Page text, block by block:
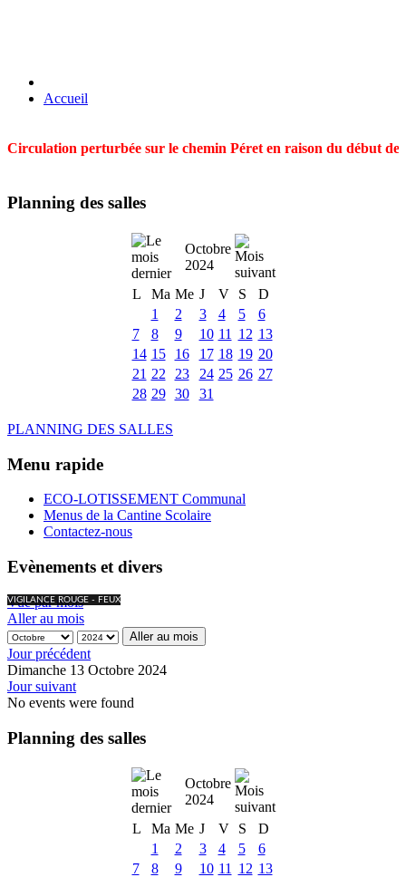
Accueil
Circulation perturbée sur le chemin Péret en raison du début
Planning des salles
Octobre
2024
L
Ma Me J V S
D
1
2 3 4 5
6
7
8 9 10 11 12 13
14 15 16 17 18 19 20
21 22 23 24 25 26 27
28 29 30 31
PLANNING DES SALLES
Menu rapide
ECO-LOTISSEMENT Communal
Menus de la Cantine Scolaire
Contactez-nous
Evènements et divers
VIGILANCE ROUGE - FEUX
Vue par mois
Aller au mois
Aller au mois
Jour précédent
Dimanche 13 Octobre 2024
Jour suivant
No events were found
Planning des salles
Octobre
2024
L
Ma Me J V S
D
1
2 3 4 5
6
7
8 9 10 11 12 13